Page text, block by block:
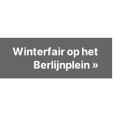
Winterfair op het
Berlijnplein »